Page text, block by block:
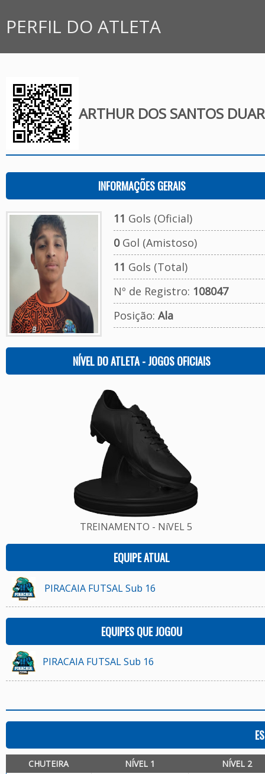
PERFIL DO ATLETA
ARTHUR DOS SANTOS
INFORMAÇÕES GERAIS
11 Gols (Oficial)
0Gol (Amistoso)
11 Gols (Total)
Nº de Registro: 108047
Posição: Ala
NÍVEL DO ATLETA - JOGOS OFICIAIS
TREINAMENTO - NíVEL 5
EQUIPE ATUAL
PIRACAIA FUTSAL Sub 16
EQUIPES QUE JOGOU
PIRACAIA FUTSAL Sub 16
CHUTEIRA NÍVEL 1 NÍVEL 2